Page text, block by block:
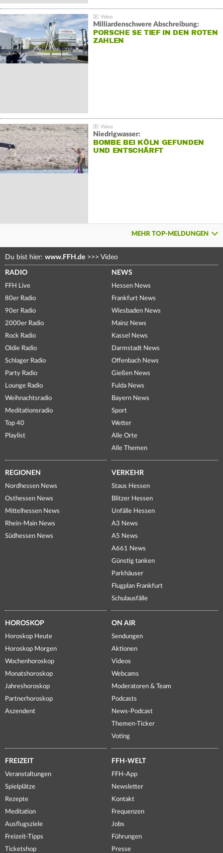
Milliardenschwere Abschreibung:
PORSCHE SE TIEF IN DEN ROTEN
ZAHLEN
Niedrigwasser:
BOMBE BEI KÖLN GEFUNDEN
UND ENTSCHÄRFT
MEHR TOP-MELDUNGEN
Du bist hier: www.FFH.de >>> Video
RADIO
FFH Live
80er Radio
90er Radio
2000er Radio
Rock Radio
Oldie Radio
Schlager Radio
Party Radio
Lounge Radio
Weihnachtsradio
Meditationsradio
Top 40
Playlist
NEWS
Hessen News
Frankfurt News
Wiesbaden News
Mainz News
Kassel News
Darmstadt News
Offenbach News
Gießen News
Fulda News
Bayern News
Sport
Wetter
Alle Orte
Alle Themen
REGIONEN
Nordhessen News
Osthessen News
Mittelhessen News
Rhein-Main News
Südhessen News
VERKEHR
Staus Hessen
Blitzer Hessen
Unfälle Hessen
A3 News
A5 News
A661 News
Günstig tanken
Parkhäuser
Flugplan Frankfurt
Schulausfälle
HOROSKOP
Horoskop Heute
Horoskop Morgen
Wochenhoroskop
Monatshoroskop
Jahreshoroskop
Partnerhoroskop
Aszendent
ON AIR
Sendungen
Aktionen
Videos
Webcams
Moderatoren & Team
Podcasts
News-Podcast
Themen-Ticker
Voting
FREIZEIT
Veranstaltungen
Spielplätze
Rezepte
Meditation
Ausflugsziele
Freizeit-Tipps
Ticketshop
FFH-WELT
FFH-App
Newsletter
Kontakt
Frequenzen
Jobs
Führungen
Presse